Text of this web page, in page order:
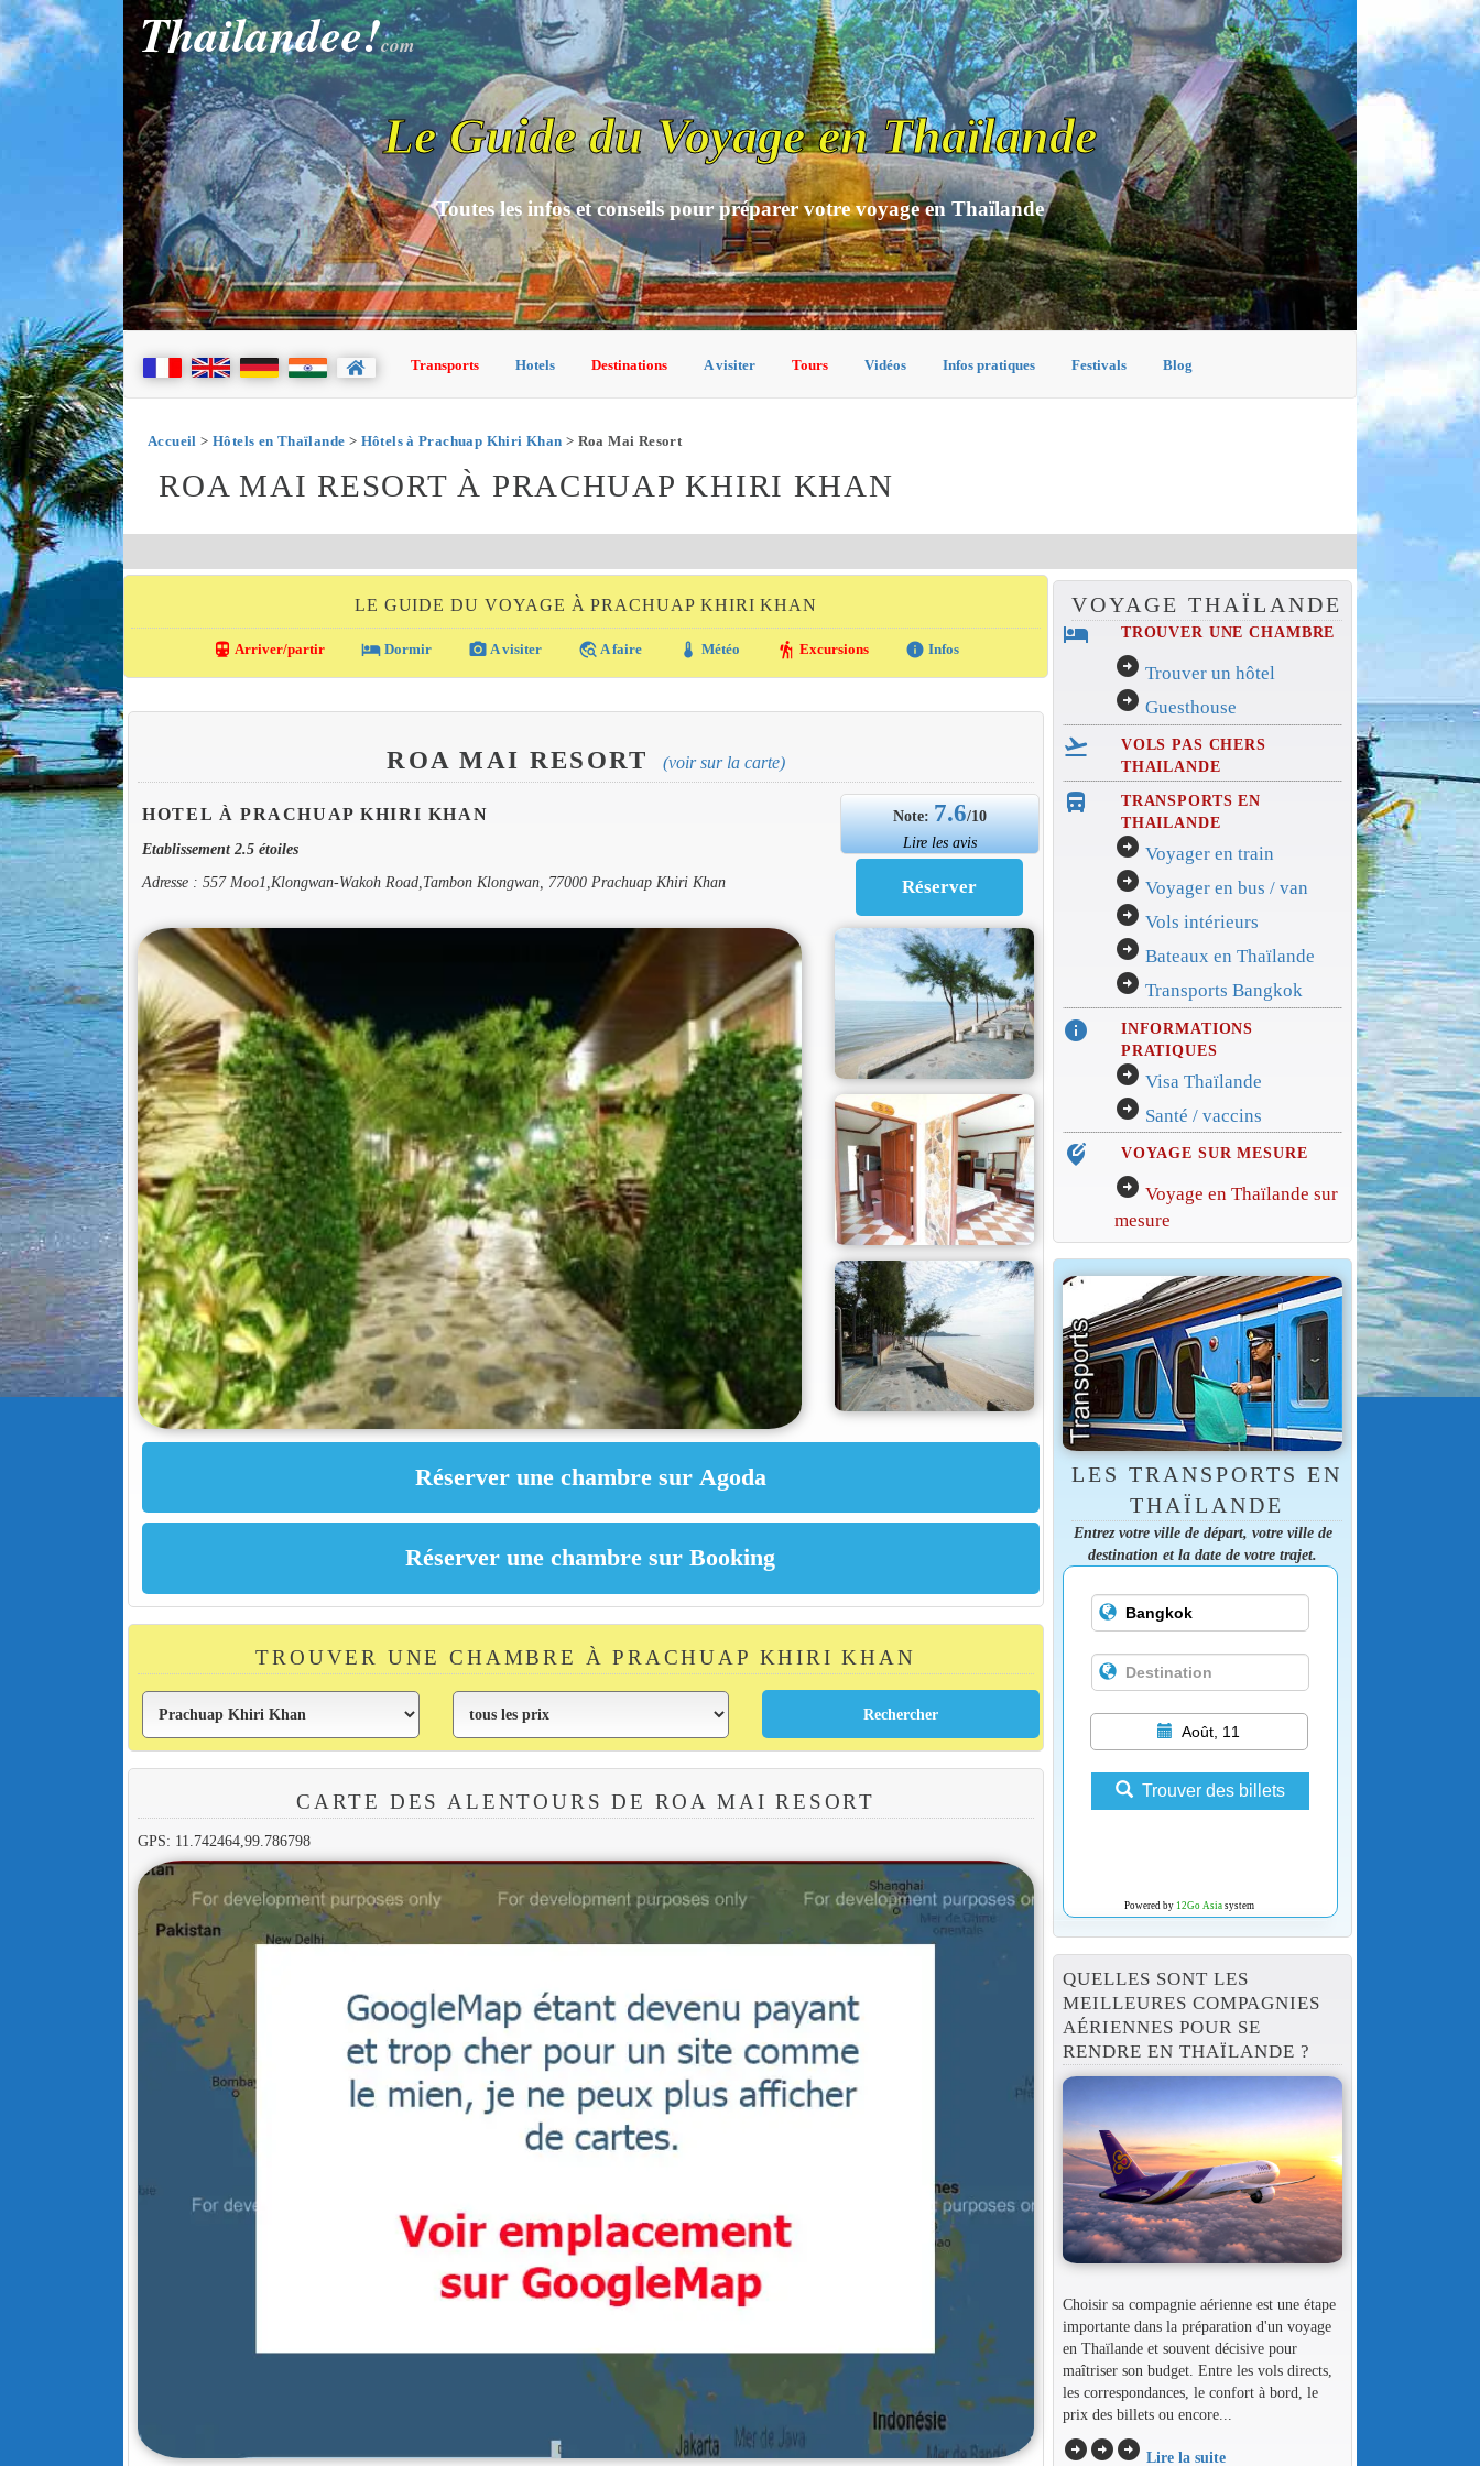
Thailandee!com
Le Guide du Voyage en Thaïlande
Toutes les infos et conseils pour préparer votre voyage en Thaïlande
Transports Hotels Destinations A visiter Tours Vidéos Infos pratiques Festivals Blog
Accueil > Hôtels en Thaïlande > Hôtels à Prachuap Khiri Khan > Roa Mai Resort
ROA MAI RESORT À PRACHUAP KHIRI KHAN
LE GUIDE DU VOYAGE À PRACHUAP KHIRI KHAN
directions_transit Arriver/partir local_hotel Dormir photo_camera A visiter travel_explore A faire thermostat Météo hiking Excursions info Infos
ROA MAI RESORT (voir sur la carte)
HOTEL À PRACHUAP KHIRI KHAN
Etablissement 2.5 étoiles
Adresse : 557 Moo1,Klongwan-Wakoh Road,Tambon Klongwan, 77000 Prachuap Khiri Khan
Note: 7.6/10
Lire les avis
TROUVER UNE CHAMBRE À PRACHUAP KHIRI KHAN
CARTE DES ALENTOURS DE ROA MAI RESORT
GPS: 11.742464,99.786798
VOYAGE THAÏLANDE
hotel TROUVER UNE CHAMBRE
arrow_circle_right Trouver un hôtel
arrow_circle_right Guesthouse
flight_takeoff
VOLS PAS CHERS
THAILANDE
directions_bus_filled
TRANSPORTS EN
THAILANDE
arrow_circle_right Voyager en train
arrow_circle_right Voyager en bus / van
arrow_circle_right Vols intérieurs
arrow_circle_right Bateaux en Thaïlande
arrow_circle_right Transports Bangkok
info
INFORMATIONS
PRATIQUES
arrow_circle_right Visa Thaïlande
arrow_circle_right Santé / vaccins
edit_location_alt VOYAGE SUR MESURE
arrow_circle_right Voyage en Thaïlande sur
mesure
LES TRANSPORTS EN
THAÏLANDE
Entrez votre ville de départ, votre ville de
destination et la date de votre trajet.
Août, 11
Trouver des billets
Powered by 12Go Asiasystem
QUELLES SONT LES
MEILLEURES COMPAGNIES
AÉRIENNES POUR SE
RENDRE EN THAÏLANDE ?
Choisir sa compagnie aérienne est une étape
importante dans la préparation d'un voyage
en Thaïlande et souvent décisive pour
maîtriser son budget. Entre les vols directs,
les correspondances, le confort à bord, le
prix des billets ou encore...
arrow_circle_rightarrow_circle_rightarrow_circle_right Lire la suite